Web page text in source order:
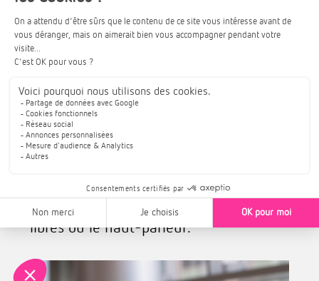
électromagnétique
C’est la première source
d’ondes électromagnétiques sur
laquellenous pouvons agir.
absolument éviter de le porter en
permanence sur soi, ne pas le charger
mode avion, il continue d’émettre),
utiliser dès que possible le kit mains
libres ou le haut-parleur.